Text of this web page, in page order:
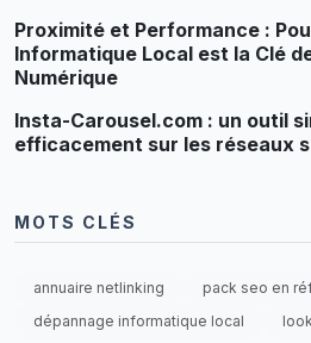
Proximité et Performance :
Informatique Local est la Clé
Numérique
Insta-Carousel.com : un outil
efficacement sur les réseaux
MOTS CLÉS
annuaire netlinking pack seo en
dépannage informatique local